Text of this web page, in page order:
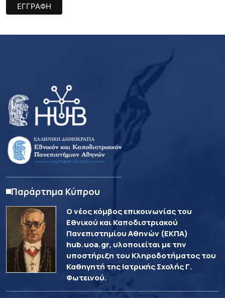
Παράρτημα Κύπρου
Ο νέος κόμβος επικοινωνίας του
Εθνικού και Καποδιστριακού
Πανεπιστημίου Αθηνών (ΕΚΠΑ)
hub.uoa.gr, υλοποιείται με την
υποστήριξη του Κληροδοτήματος του
Καθηγητή της Ιατρικής Σχολής Γ.
Φωτεινού.